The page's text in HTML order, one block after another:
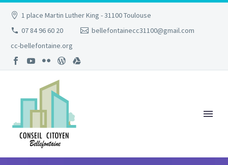
1 place Martin Luther King - 31100 Toulouse
07 84 96 60 20
bellefontainecc31100@gmail.com
cc-bellefontaine.org